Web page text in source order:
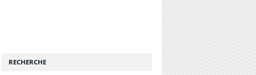
RECHERCHE